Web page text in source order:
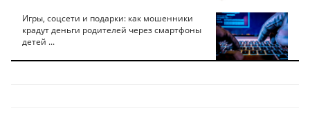
Игры, соцсети и подарки: как мошенники
крадут деньги родителей через смартфоны
детей ...